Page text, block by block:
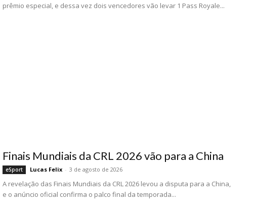
prêmio especial, e dessa vez dois vencedores vão levar 1 Pass Royale...
Finais Mundiais da CRL 2026 vão para a China
eSport Lucas Felix - 3 de agosto de 2026
A revelação das Finais Mundiais da CRL 2026 levou a disputa para a China,
e o anúncio oficial confirma o palco final da temporada...